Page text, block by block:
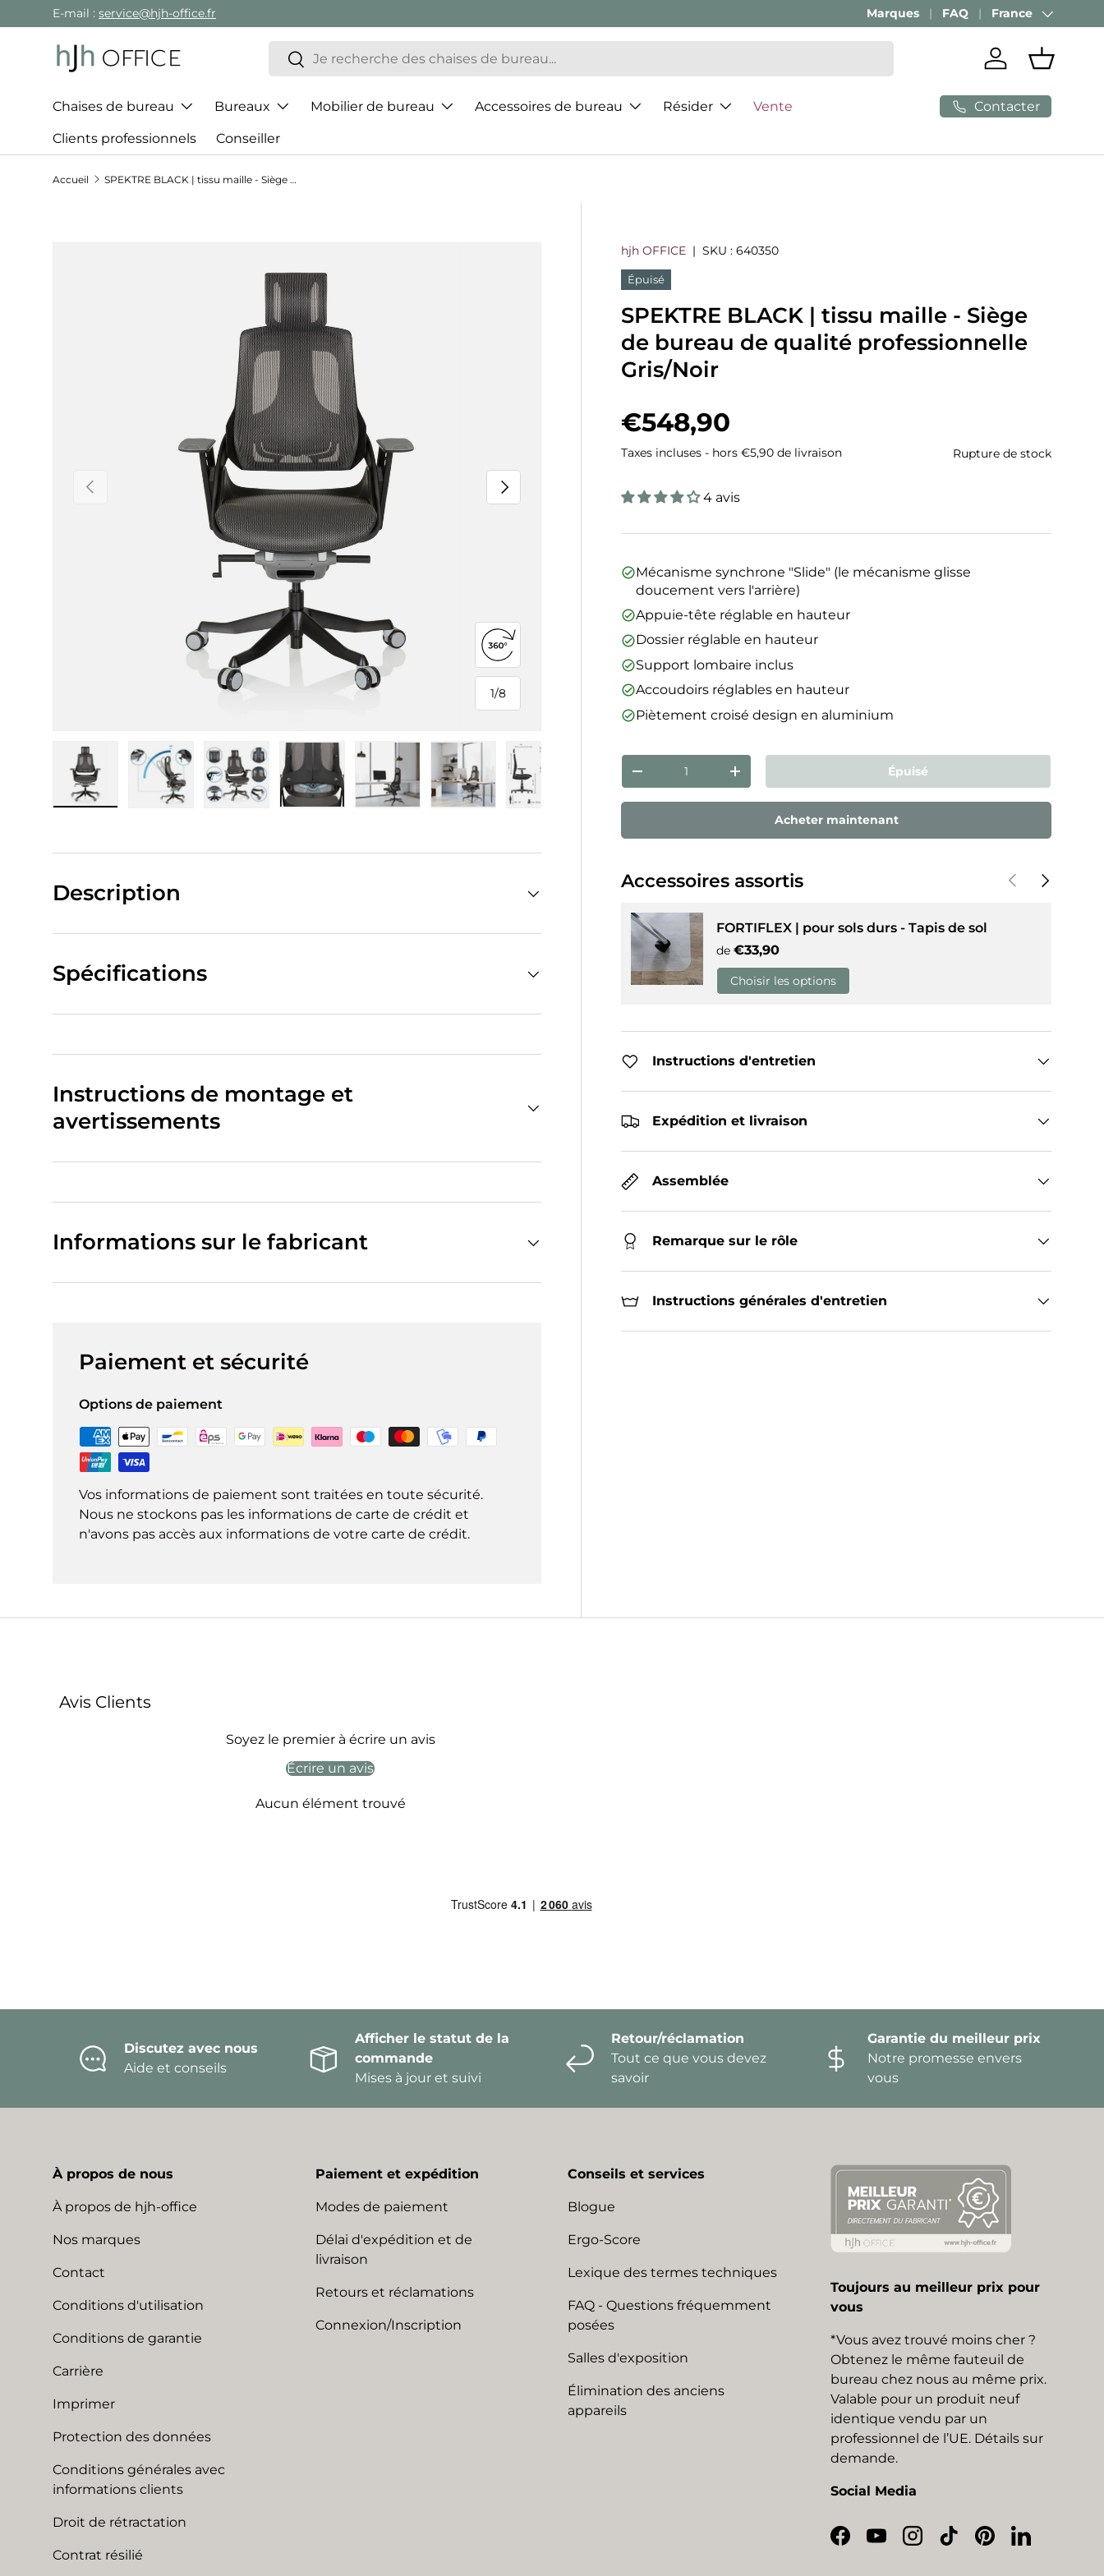
Aller au contenu
E-mail : service@hjh-office.fr Marques FAQ Pays
France
Recherche
Rechercher
Se connecter
Panier
Chaises de bureau Bureaux Mobilier de bureau Accessoires de bureau Résider Vente
Clients professionnels Conseiller
Contacter
Accueil SPEKTRE BLACK | tissu maille - Siège de bureau de qualité professionnelle
Passer aux informations produits
Précédent
1/
de
8
Suivant
Ouvrir la vue 360°
Charger l’image 7 dans la vue de galerie
Charger l’image 8 dans la vue de galerie
hjh OFFICE |SKU : 640350
Épuisé
SPEKTRE BLACK | tissu maille - Siège
de bureau de qualité professionnelle
Gris/Noir
Prix habituel
€548,90
Taxes incluses - hors €5,90 de livraison Rupture de stock
4 avis
Mécanisme synchrone "Slide" (le mécanisme glisse
doucement vers l'arrière)
Appuie-tête réglable en hauteur
Dossier réglable en hauteur
Support lombaire inclus
Accoudoirs réglables en hauteur
Piètement croisé design en aluminium
Qté
Diminuer la quantitéAugmenter la quantité Épuisé
Acheter maintenant
Accessoires assortis PrécédentSuivant
FORTIFLEX | pour sols durs - Tapis de sol
de Prix habituel
€33,90
Choisir les options
Instructions d'entretien
Expédition et livraison
Assemblée
Remarque sur le rôle
Instructions générales d'entretien
Description
Spécifications
Instructions de montage et
avertissements
Informations sur le fabricant
Paiement et sécurité
Options de paiement
Vos informations de paiement sont traitées en toute sécurité.
Nous ne stockons pas les informations de carte de crédit et
n'avons pas accès aux informations de votre carte de crédit.
Avis Clients
Soyez le premier à écrire un avis
Écrire un avis
Aucun élément trouvé
Discutez avec nous
Aide et conseils
Afficher le statut de la
commande
Mises à jour et suivi
Retour/réclamation
Tout ce que vous devez
savoir
Garantie du meilleur prix
Notre promesse envers
vous
À propos de nous
À propos de hjh-office
Nos marques
Contact
Conditions d'utilisation
Conditions de garantie
Carrière
Imprimer
Protection des données
Conditions générales avec
informations clients
Droit de rétractation
Contrat résilié
Paiement et expédition
Modes de paiement
Délai d'expédition et de
livraison
Retours et réclamations
Connexion/Inscription
Conseils et services
Blogue
Ergo-Score
Lexique des termes techniques
FAQ - Questions fréquemment
posées
Salles d'exposition
Élimination des anciens
appareils
Toujours au meilleur prix pour
vous
*Vous avez trouvé moins cher ?
Obtenez le même fauteuil de
bureau chez nous au même prix.
Valable pour un produit neuf
identique vendu par un
professionnel de l’UE. Détails sur
demande.
Social Media
Facebook
YouTubeInstagram
TikTokPinterestLinkedIn